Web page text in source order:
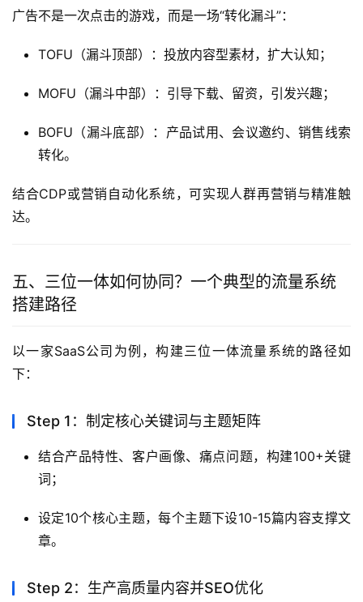
广告不是一次点击的游戏，而是一场“转化漏斗”：
TOFU（漏斗顶部）：投放内容型素材，扩大认知；
MOFU（漏斗中部）：引导下载、留资，引发兴趣；
BOFU（漏斗底部）：产品试用、会议邀约、销售线索
转化。
结合CDP或营销自动化系统，可实现人群再营销与精准触
达。
五、三位一体如何协同？一个典型的流量系统
搭建路径
以一家SaaS公司为例，构建三位一体流量系统的路径如
下：
Step 1：制定核心关键词与主题矩阵
结合产品特性、客户画像、痛点问题，构建100+关键
词；
设定10个核心主题，每个主题下设10-15篇内容支撑文
章。
Step 2：生产高质量内容并SEO优化